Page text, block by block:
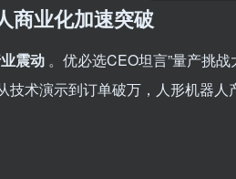
商业化加速突破
震动 。优必选CEO坦言”量产挑战
术演示到订单破万，人形机器人